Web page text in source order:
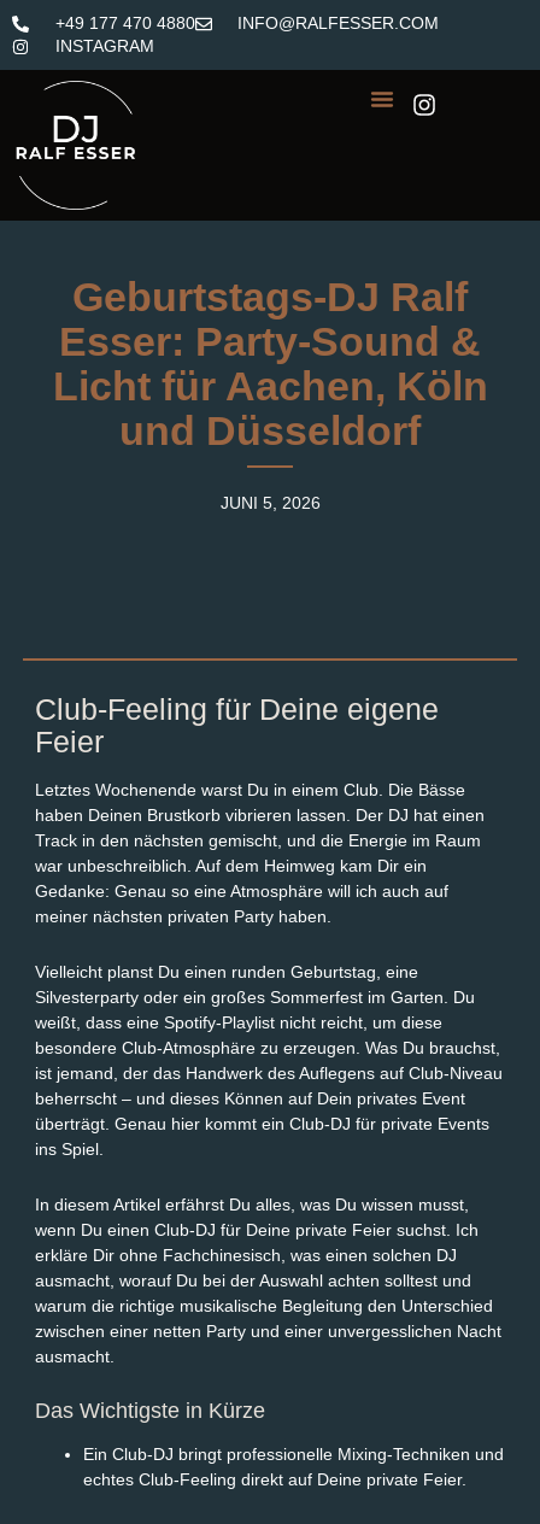
+49 177 470 4880
INFO@RALFESSER.COM
INSTAGRAM
Geburtstags-DJ Ralf
Esser: Party-Sound &
Licht für Aachen, Köln
und Düsseldorf
JUNI 5, 2026
Club-Feeling für Deine eigene
Feier
Letztes Wochenende warst Du in einem Club. Die Bässe
haben Deinen Brustkorb vibrieren lassen. Der DJ hat einen
Track in den nächsten gemischt, und die Energie im Raum
war unbeschreiblich. Auf dem Heimweg kam Dir ein
Gedanke: Genau so eine Atmosphäre will ich auch auf
meiner nächsten privaten Party haben.
Vielleicht planst Du einen runden Geburtstag, eine
Silvesterparty oder ein großes Sommerfest im Garten. Du
weißt, dass eine Spotify-Playlist nicht reicht, um diese
besondere Club-Atmosphäre zu erzeugen. Was Du brauchst,
ist jemand, der das Handwerk des Auflegens auf Club-Niveau
beherrscht – und dieses Können auf Dein privates Event
überträgt. Genau hier kommt ein Club-DJ für private Events
ins Spiel.
In diesem Artikel erfährst Du alles, was Du wissen musst,
wenn Du einen Club-DJ für Deine private Feier suchst. Ich
erkläre Dir ohne Fachchinesisch, was einen solchen DJ
ausmacht, worauf Du bei der Auswahl achten solltest und
warum die richtige musikalische Begleitung den Unterschied
zwischen einer netten Party und einer unvergesslichen Nacht
ausmacht.
Das Wichtigste in Kürze
Ein Club-DJ bringt professionelle Mixing-Techniken und
echtes Club-Feeling direkt auf Deine private Feier.